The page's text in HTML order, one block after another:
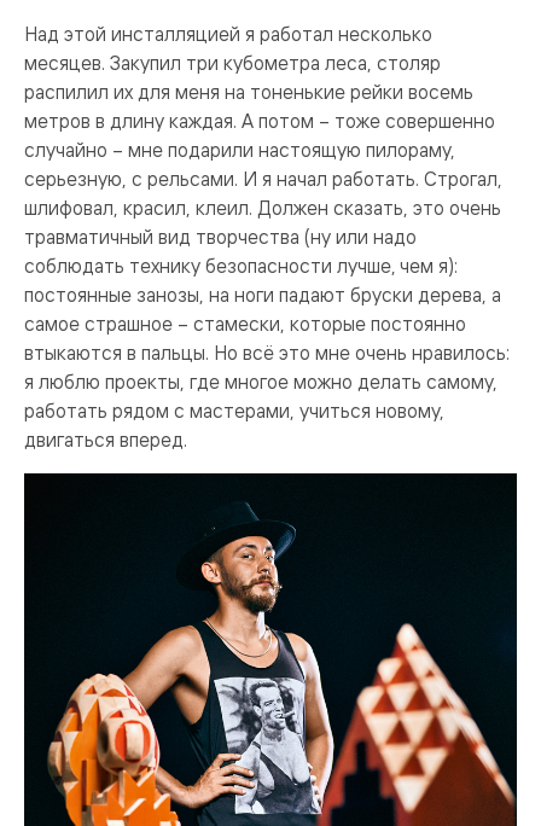
Над этой инсталляцией я работал несколько
месяцев. Закупил три кубометра леса, столяр
распилил их для меня на тоненькие рейки восемь
метров в длину каждая. А потом – тоже совершенно
случайно – мне подарили настоящую пилораму,
серьезную, с рельсами. И я начал работать. Строгал,
шлифовал, красил, клеил. Должен сказать, это очень
травматичный вид творчества (ну или надо
соблюдать технику безопасности лучше, чем я):
постоянные занозы, на ноги падают бруски дерева, а
самое страшное – стамески, которые постоянно
втыкаются в пальцы. Но всё это мне очень нравилось:
я люблю проекты, где многое можно делать самому,
работать рядом с мастерами, учиться новому,
двигаться вперед.